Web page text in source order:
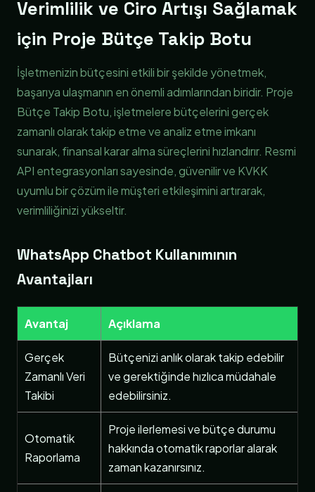
Verimlilik ve Ciro Artışı Sağlamak
için Proje Bütçe Takip Botu
İşletmenizin bütçesini etkili bir şekilde yönetmek,
başarıya ulaşmanın en önemli adımlarından biridir. Proje
Bütçe Takip Botu, işletmelere bütçelerini gerçek
zamanlı olarak takip etme ve analiz etme imkanı
sunarak, finansal karar alma süreçlerini hızlandırır. Resmi
API entegrasyonları sayesinde, güvenilir ve KVKK
uyumlu bir çözüm ile müşteri etkileşimini artırarak,
verimliliğinizi yükseltir.
WhatsApp Chatbot Kullanımının
Avantajları
Avantaj Açıklama
Gerçek
Zamanlı Veri
Takibi
Bütçenizi anlık olarak takip edebilir
ve gerektiğinde hızlıca müdahale
edebilirsiniz.
Otomatik
Raporlama
Proje ilerlemesi ve bütçe durumu
hakkında otomatik raporlar alarak
zaman kazanırsınız.